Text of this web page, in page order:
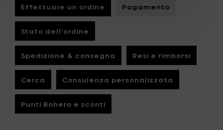
Effettuare un ordine Pagamento
Stato dell’ordine
Spedizione & consegna Resi e rimborsi
Cerca Consulenza personalizzata
Punti Bohero e sconti